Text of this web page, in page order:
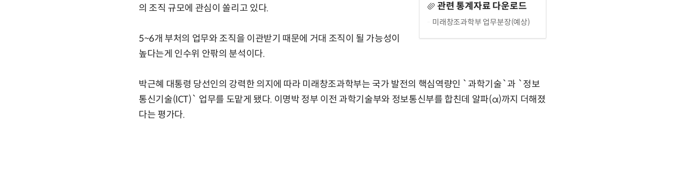
관련 통계자료 다운로드
미래창조과학부 업무분장(예상)
의 조직 규모에 관심이 쏠리고 있다.
5~6개 부처의 업무와 조직을 이관받기 때문에 거대 조직이 될 가능성이
높다는게 인수위 안팎의 분석이다.
박근혜 대통령 당선인의 강력한 의지에 따라 미래창조과학부는 국가 발전의 핵심역량인 `과학기술`과 `정보
통신기술(ICT)` 업무를 도맡게 됐다. 이명박 정부 이전 과학기술부와 정보통신부를 합친데 알파(α)까지 더해졌
다는 평가다.